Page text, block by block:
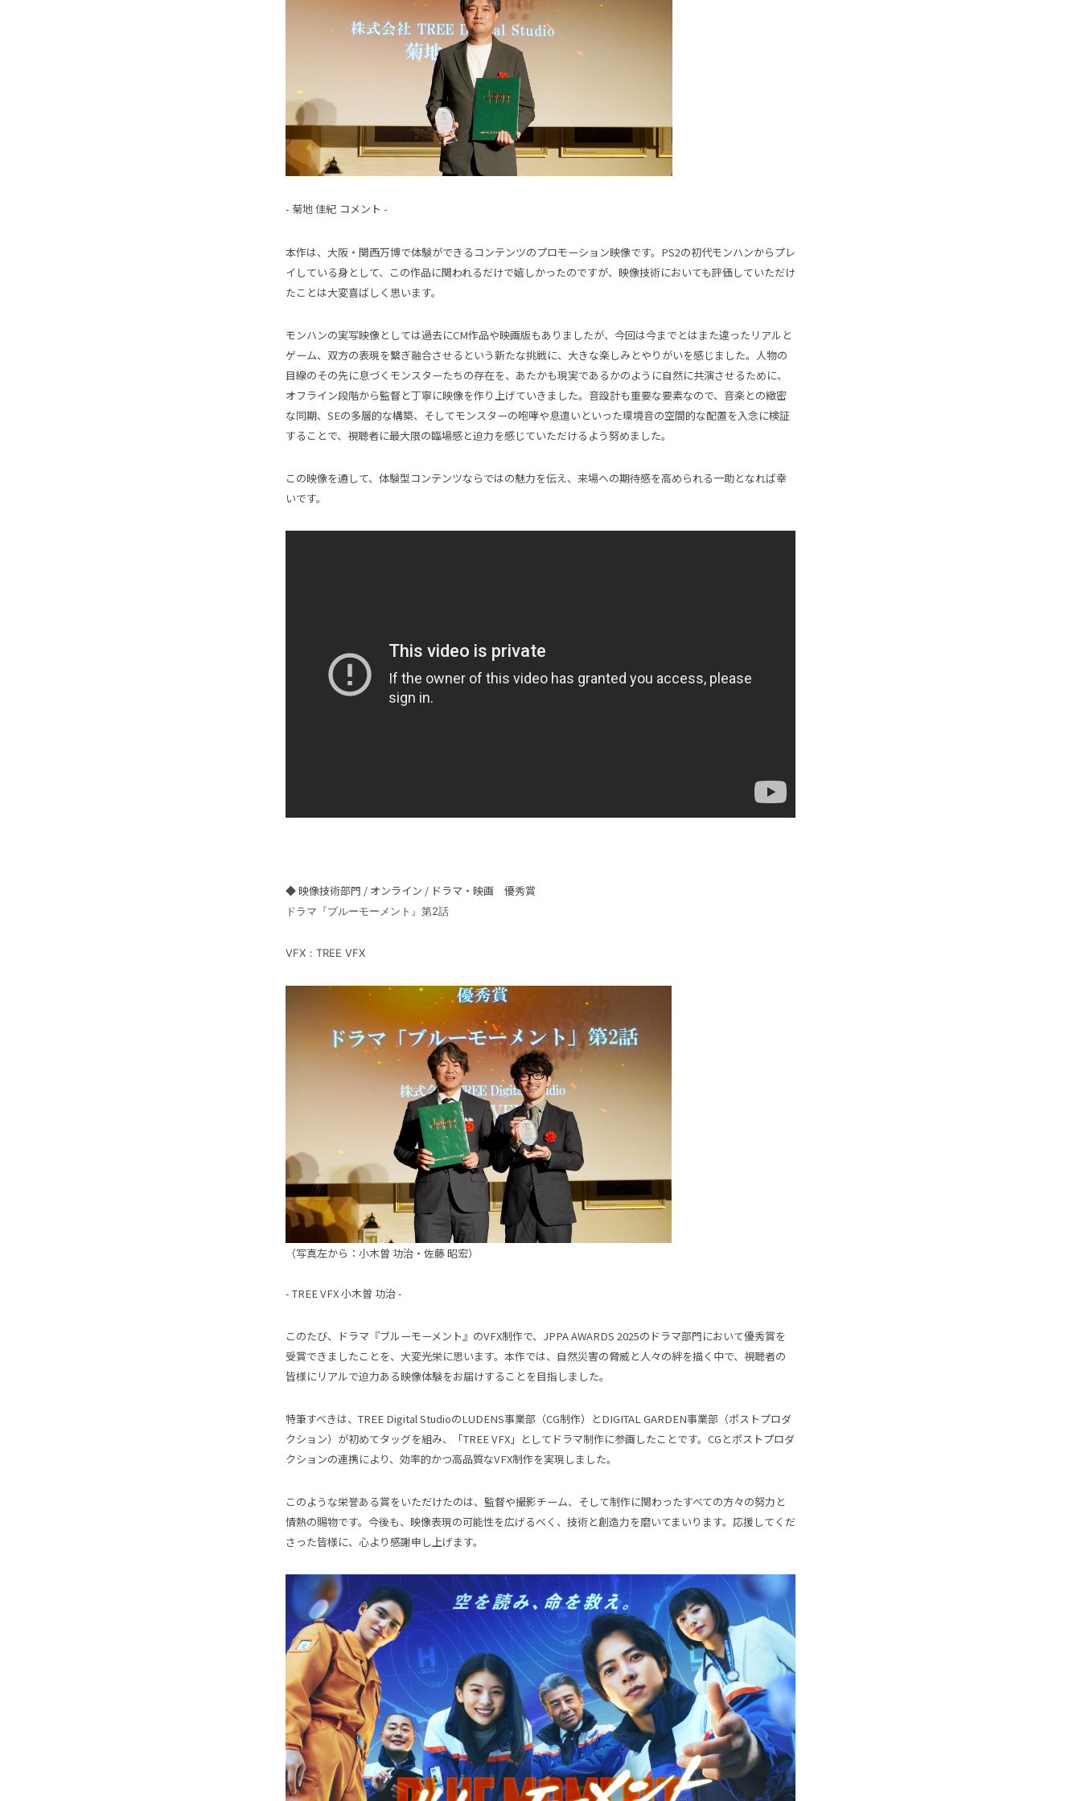
- 菊地 佳紀 コメント -
本作は、大阪・関西万博で体験ができるコンテンツのプロモーション映像です。PS2の初代モンハンからプレ
イしている身として、この作品に関われるだけで嬉しかったのですが、映像技術においても評価していただけ
たことは大変喜ばしく思います。
モンハンの実写映像としては過去にCM作品や映画版もありましたが、今回は今までとはまた違ったリアルと
ゲーム、双方の表現を繋ぎ融合させるという新たな挑戦に、大きな楽しみとやりがいを感じました。人物の
目線のその先に息づくモンスターたちの存在を、あたかも現実であるかのように自然に共演させるために、
オフライン段階から監督と丁寧に映像を作り上げていきました。音設計も重要な要素なので、音楽との緻密
な同期、 SEの多層的な構築、そしてモンスターの咆哮や息遣いといった環境音の空間的な配置を入念に検証
することで、視聴者に最大限の臨場感と迫力を感じていただけるよう努めました。
この映像を通して、体験型コンテンツならではの魅力を伝え、来場への期待感を高められる一助となれば幸
いです。
◆ 映像技術部門 / オンライン / ドラマ・映画 優秀賞
ドラマ『ブルーモーメント』第2話
VFX：TREE VFX
（写真左から：小木曽 功治・佐藤 昭宏）
- TREE VFX 小木曽 功治 -
このたび、ドラマ『ブルーモーメント』のVFX制作で、JPPA AWARDS 2025のドラマ部門において優秀賞を
受賞できましたことを、大変光栄に思います。​本作では、自然災害の脅威と人々の絆を描く中で、視聴者の
皆様にリアルで迫力ある映像体験をお届けすることを目指しました。​
特筆すべきは、TREE Digital StudioのLUDENS事業部（CG制作）とDIGITAL GARDEN事業部（ポストプロダ
クション）が初めてタッグを組み、「TREE VFX」としてドラマ制作に参画したことです。​CGとポストプロダ
クションの連携により、効率的かつ高品質なVFX制作を実現しました。​
このような栄誉ある賞をいただけたのは、監督や撮影チーム、そして制作に関わったすべての方々の努力と
情熱の賜物です。​今後も、映像表現の可能性を広げるべく、技術と創造力を磨いてまいります。​応援してくだ
さった皆様に、心より感謝申し上げます。